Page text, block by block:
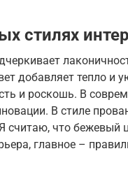
стилях
добавляет тепло и
и роскошь. В
В стиле
считаю, что бежевый
главное –